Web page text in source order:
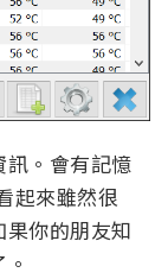
。會有記憶
起來雖然很
你的朋友知